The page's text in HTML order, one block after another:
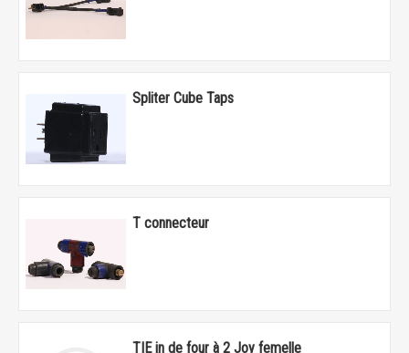
Spliter Cube Taps
T connecteur
TIE in de four à 2 Joy femelle